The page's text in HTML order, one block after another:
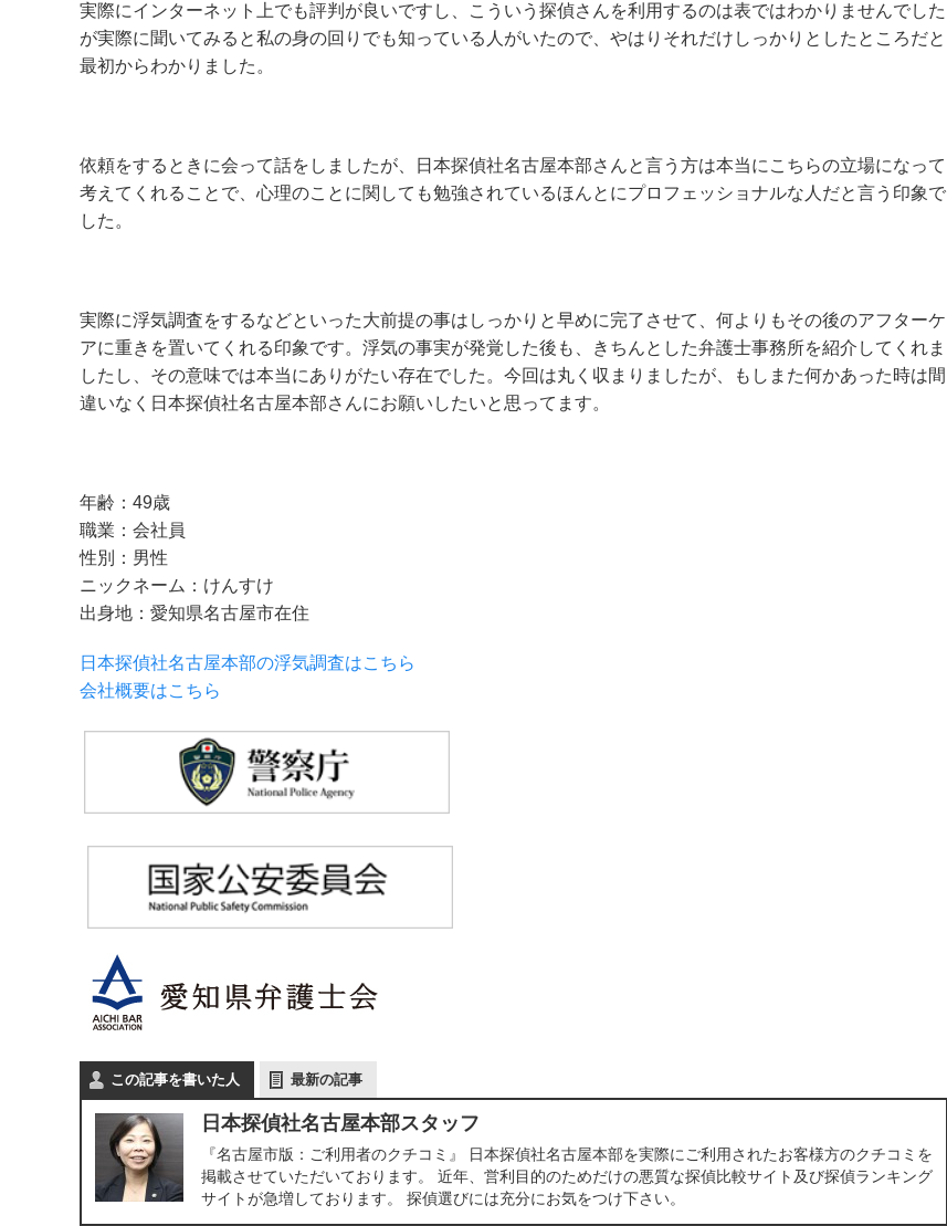
実際にインターネット上でも評判が良いですし、こういう探偵さんを利用するのは表ではわかりませんでした
が実際に聞いてみると私の身の回りでも知っている人がいたので、やはりそれだけしっかりとしたところだと
最初からわかりました。
依頼をするときに会って話をしましたが、日本探偵社名古屋本部さんと言う方は本当にこちらの立場になって
考えてくれることで、心理のことに関しても勉強されているほんとにプロフェッショナルな人だと言う印象で
した。
実際に浮気調査をするなどといった大前提の事はしっかりと早めに完了させて、何よりもその後のアフターケ
アに重きを置いてくれる印象です。浮気の事実が発覚した後も、きちんとした弁護士事務所を紹介してくれま
したし、その意味では本当にありがたい存在でした。今回は丸く収まりましたが、もしまた何かあった時は間
違いなく日本探偵社名古屋本部さんにお願いしたいと思ってます。
年齢：49歳
職業：会社員
性別：男性
ニックネーム：けんすけ
出身地：愛知県名古屋市在住
日本探偵社名古屋本部の浮気調査はこちら
会社概要はこちら
この記事を書いた人 最新の記事
日本探偵社名古屋本部スタッフ
『名古屋市版：ご利用者のクチコミ』 日本探偵社名古屋本部を実際にご利用されたお客様方のクチコミを
掲載させていただいております。 近年、営利目的のためだけの悪質な探偵比較サイト及び探偵ランキング
サイトが急増しております。 探偵選びには充分にお気をつけ下さい。